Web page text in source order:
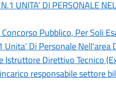
UNITA’ DI PERSONALE
Pubblico, Per Soli
Di Personale Nell'area
Direttivo Tecnico
responsabile settore